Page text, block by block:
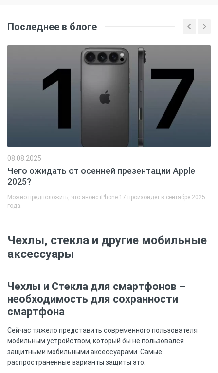
Последнее в блоге
Чего ожидать от осенней презентации Apple
2025?
08.08.2025
Можно предположить, что анонс iPhone 17 произойдет в сентябре 2025
года.
Чехлы, стекла и другие мобильные
аксессуары
Чехлы и Стекла для смартфонов –
необходимость для сохранности
смартфона
Сейчас тяжело представить современного пользователя
мобильным устройством, который бы не пользовался
защитными мобильными аксессуарами. Самые
распространенные варианты защиты это: